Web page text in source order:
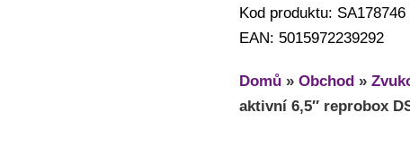
Kod produktu: SA178746
EAN: 5015972239292
Domů » Obchod »
aktivní 6,5″ reprobox